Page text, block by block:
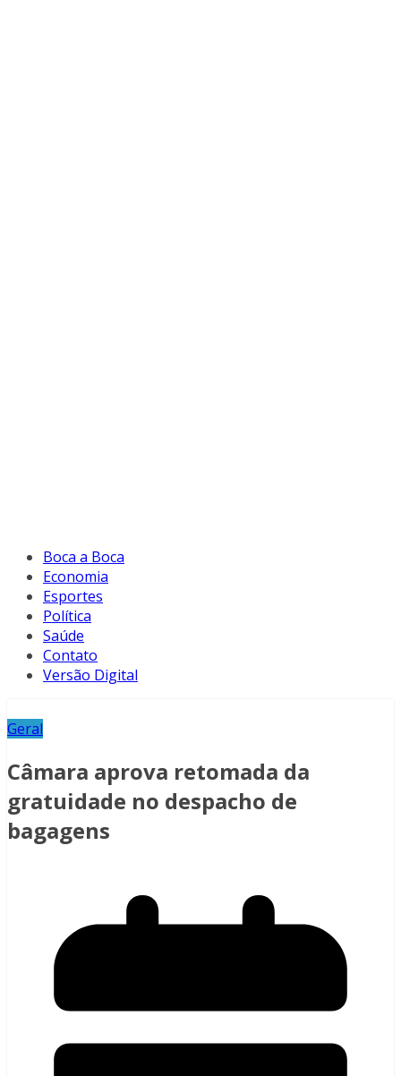
Boca a Boca
Economia
Esportes
Política
Saúde
Contato
Versão Digital
Geral
Câmara aprova retomada da
gratuidade no despacho de
bagagens